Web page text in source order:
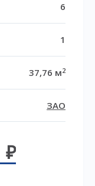
6
1
37,76 м2
ЗАО